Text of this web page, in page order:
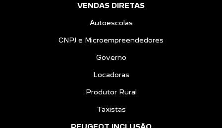
VENDAS DIRETAS
Autoescolas
CNPJ e Microempreendedores
Governo
Locadoras
Produtor Rural
Taxistas